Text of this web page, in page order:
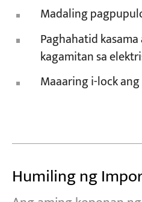
Madaling
Paghahatid
kagamitan sa
Maaaring i-lock
Humiling ng